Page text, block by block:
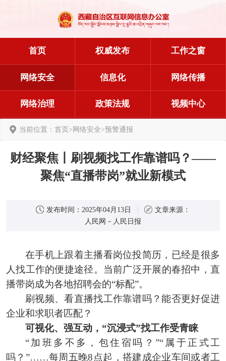
首页 权威发布 工作之窗
网络安全 信息化 网络传播
网络治理 政策法规 视频中心
当前位置： 首页>网络安全>预警通报
财经聚焦丨刷视频找工作靠谱吗？——
聚焦“直播带岗”就业新模式
发布时间： 2025年04月13日
文章来源：
人民网－人民日报
在手机上跟着主播看岗位投简历，已经是很多
人找工作的便捷途径。当前广泛开展的春招中，直
播带岗成为各地招聘会的“标配”。
刷视频、看直播找工作靠谱吗？能否更好促进
企业和求职者匹配？
可视化、强互动，“沉浸式”找工作受青睐
“加班多不多，包住宿吗？”“属于正式工
吗？”……每周五晚8点起，搭建成企业车间或者工